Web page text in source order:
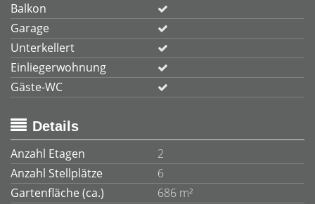
Balkon
Garage
Unterkellert
Einliegerwohnung
Gäste-WC
Details
Anzahl Etagen
2
Anzahl Stellplätze
6
Gartenfläche (ca.)
686 m²